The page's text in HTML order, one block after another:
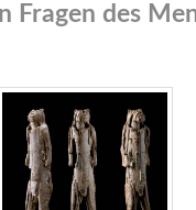
Fragen des